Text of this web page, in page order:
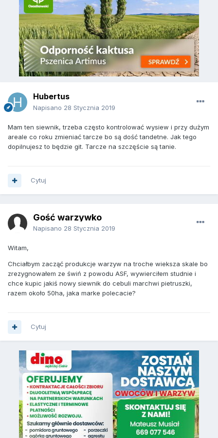
Hubertus
Napisano 28 Stycznia 2019
Mam ten siewnik, trzeba często kontrolować wysiew i przy dużym
areale co roku zmieniać tarcze bo są dość tandetne. Jak tego
dopilnujesz to będzie git. Tarcze na szczęście są tanie.
Cytuj
Gość warzywko
Napisano 28 Stycznia 2019
Witam,
Chciałbym zacząć produkcje warzyw na troche wieksza skale bo
zrezygnowałem ze świń z powodu ASF, wywierciłem studnie i
chce kupic jakiś nowy siewnik do cebuli marchwi pietruszki,
razem około 50ha, jaka marke polecacie?
Cytuj